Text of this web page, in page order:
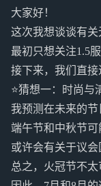
大家好！
这次我想谈谈有
最初只想关注1.5
接下来，我们直接
⭐猜想一：时尚与
我预测在未来的节
端午节和中秋节可
或许会有关于议会
总之，火冠节不太